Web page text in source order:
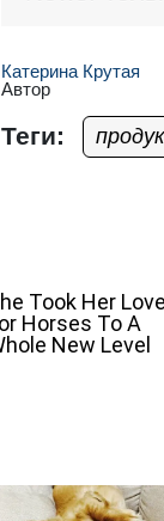
Катерина Крутая
Автор
Теги: